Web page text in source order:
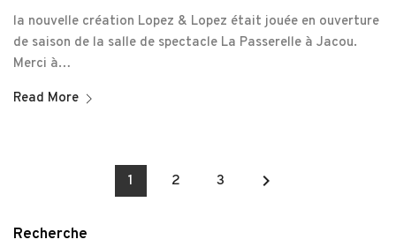
la nouvelle création Lopez & Lopez était jouée en ouverture
de saison de la salle de spectacle La Passerelle à Jacou.
Merci à…
Read More
1 2 3 keyboard_arrow_right
Recherche